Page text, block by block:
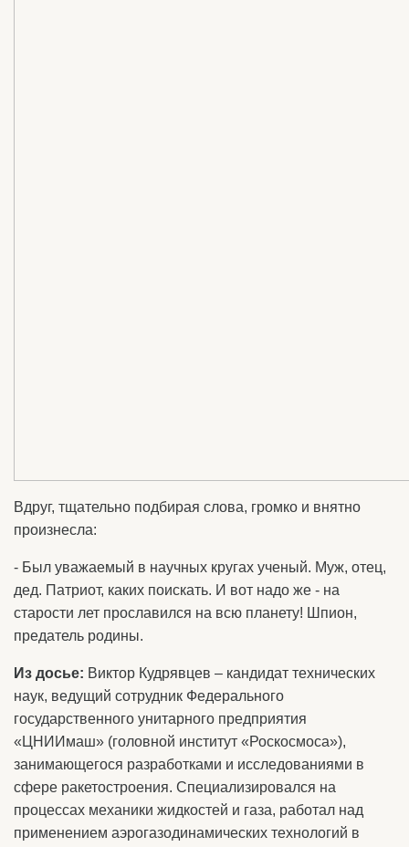
Вдруг, тщательно подбирая слова, громко и внятно
произнесла:
- Был уважаемый в научных кругах ученый. Муж, отец,
дед. Патриот, каких поискать. И вот надо же - на
старости лет прославился на всю планету! Шпион,
предатель родины.
Из досье: Виктор Кудрявцев – кандидат технических
наук, ведущий сотрудник Федерального
государственного унитарного предприятия
«ЦНИИмаш» (головной институт «Роскосмоса»),
занимающегося разработками и исследованиями в
сфере ракетостроения. Специализировался на
процессах механики жидкостей и газа, работал над
применением аэрогазодинамических технологий в